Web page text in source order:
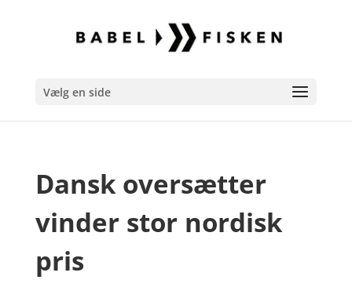
Vælg en side
Dansk oversætter
vinder stor nordisk
pris